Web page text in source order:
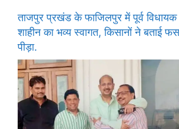
ताजपुर प्रखंड के फाजिलपुर में पूर्व
शाहीन का भव्य स्वागत, किसानों ने बताई
पीड़ा.